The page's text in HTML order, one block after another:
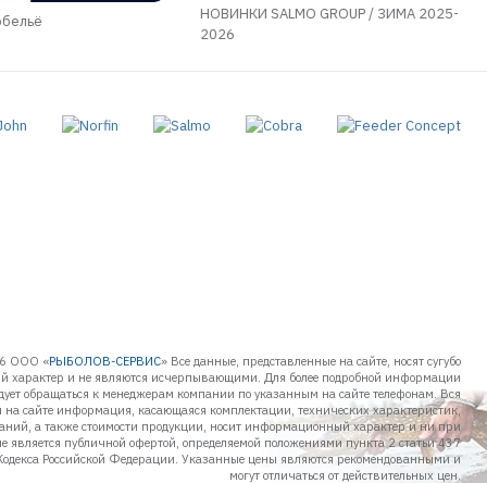
НОВИНКИ SALMO GROUP / ЗИМА 2025-
2026
ООО «РЫБОЛОВ-СЕРВИС» Все данные, представленные на сайте, носят сугубо
характер и не являются исчерпывающими. Для более подробной информации
обращаться к менеджерам компании по указанным на сайте телефонам. Вся
на сайте информация, касающаяся комплектации, технических характеристик,
а также стоимости продукции, носит информационный характер и ни при
является публичной офертой, определяемой положениями пункта 2 статьи 437
Российской Федерации. Указанные цены являются рекомендованными и
могут отличаться от действительных цен.